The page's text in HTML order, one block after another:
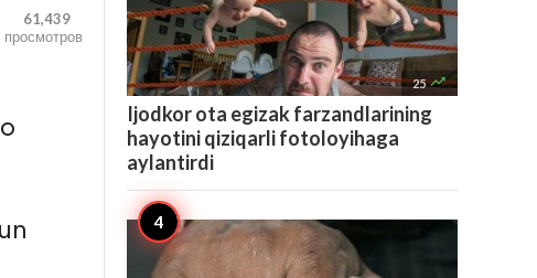
61,439
просмотров
25 
Ijodkor ota egizak farzandlarining
hayotini qiziqarli fotoloyihaga
aylantirdi